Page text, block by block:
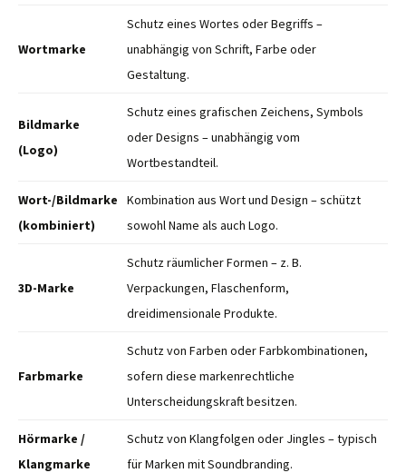
Wortmarke
Schutz eines Wortes oder Begriffs –
unabhängig von Schrift, Farbe oder
Gestaltung.
Bildmarke
(Logo)
Schutz eines grafischen Zeichens, Symbols
oder Designs – unabhängig vom
Wortbestandteil.
Wort-/Bildmarke
(kombiniert)
Kombination aus Wort und Design – schützt
sowohl Name als auch Logo.
3D-Marke
Schutz räumlicher Formen – z. B.
Verpackungen, Flaschenform,
dreidimensionale Produkte.
Farbmarke
Schutz von Farben oder Farbkombinationen,
sofern diese markenrechtliche
Unterscheidungskraft besitzen.
Hörmarke /
Klangmarke
Schutz von Klangfolgen oder Jingles – typisch
für Marken mit Soundbranding.